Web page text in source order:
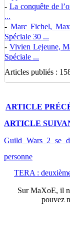
- La conquête de
...
-Marc Fichel,
Spéciale 30 ...
- Vivien Lejeune,
Spéciale ...
Articles publiés :
ARTICLE
ARTICLE
Guild Wars 2 se
personne
TERA :
SurMaXoE, il
pouvez